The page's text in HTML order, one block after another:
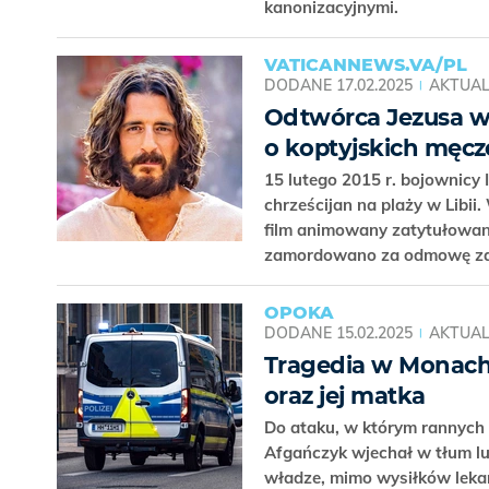
kanonizacyjnymi.
VATICANNEWS.VA/PL
DODANE 17.02.2025
Odtwórca Jezusa w
o koptyjskich
15 lutego 2015 r. bojownicy
chrześcijan na plaży w Libii.
film animowany
zamordowano za odmowę
OPOKA
DODANE 15.02.2025
Tragedia w
oraz jej matka
Do ataku, w którym
Afgańczyk wjechał w tłum
władze, mimo wysiłków